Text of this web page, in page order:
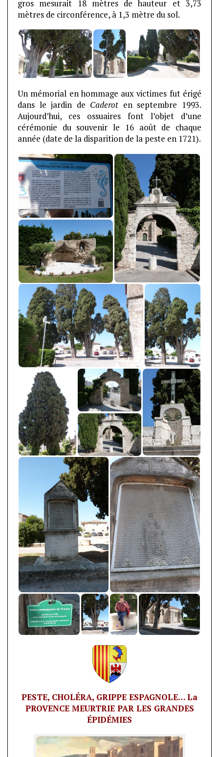
gros mesurait 18 mètres de hauteur et 3,73
mètres de circonférence, à 1,3 mètre du sol.
Un mémorial en hommage aux victimes fut érigé
dans le jardin de Caderot en septembre 1993.
Aujourd’hui, ces ossuaires font l’objet d’une
cérémonie du souvenir le 16 août de chaque
année (date de la disparition de la peste en 1721).
PESTE, CHOLÉRA, GRIPPE ESPAGNOLE… La
PROVENCE MEURTRIE PAR LES GRANDES
ÉPIDÉMIES